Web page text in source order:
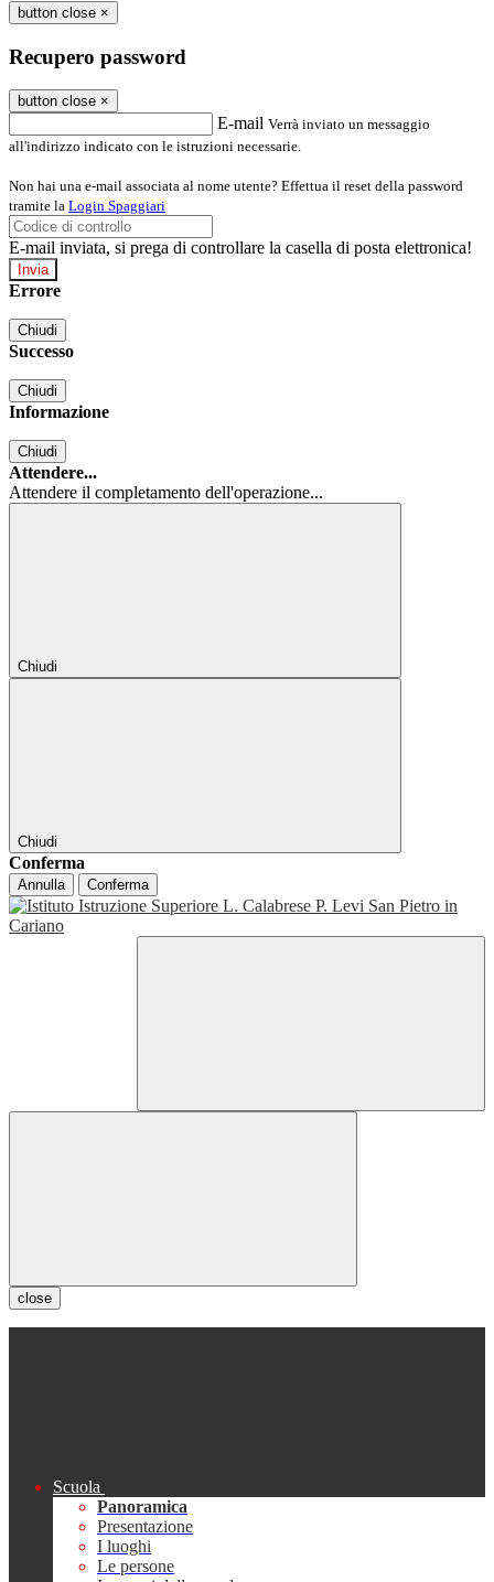
button close ×
Recupero password
button close ×
E-mail Verrà inviato un messaggio
all'indirizzo indicato con le istruzioni necessarie.
Non hai una e-mail associata al nome utente? Effettua il reset della password
tramite la Login Spaggiari
E-mail inviata, si prega di controllare la casella di posta elettronica!
Errore
Chiudi
Successo
Chiudi
Informazione
Chiudi
Attendere...
Attendere il completamento dell'operazione...
Chiudi
Chiudi
Conferma
Annulla Conferma
close
Scuola
Panoramica
Presentazione
I luoghi
Le persone